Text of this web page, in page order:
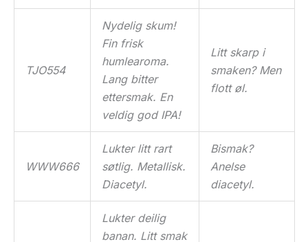
TJO554
Nydelig skum!
Fin frisk
humlearoma.
Lang bitter
ettersmak. En
veldig god IPA!
Litt skarp i
smaken? Men
flott øl.
WWW666
Lukter litt rart
søtlig. Metallisk.
Diacetyl.
Bismak?
Anelse
diacetyl.
Lukter deilig
banan. Litt smak